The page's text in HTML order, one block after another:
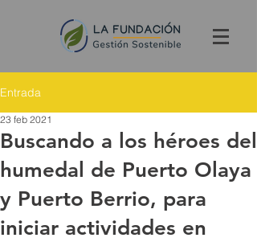
Entrada
Buscando a los héroes del
humedal de Puerto Olaya
y Puerto Berrio, para
iniciar actividades en
23 feb 2021